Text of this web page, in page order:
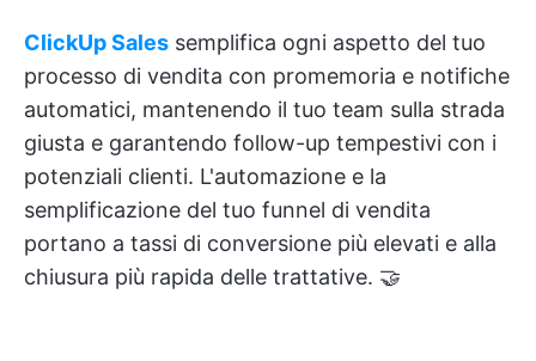
ClickUp Sales semplifica ogni aspetto del tuo
processo di vendita con promemoria e notifiche
automatici, mantenendo il tuo team sulla strada
giusta e garantendo follow-up tempestivi con i
potenziali clienti. L'automazione e la
semplificazione del tuo funnel di vendita
portano a tassi di conversione più elevati e alla
chiusura più rapida delle trattative. 🤝